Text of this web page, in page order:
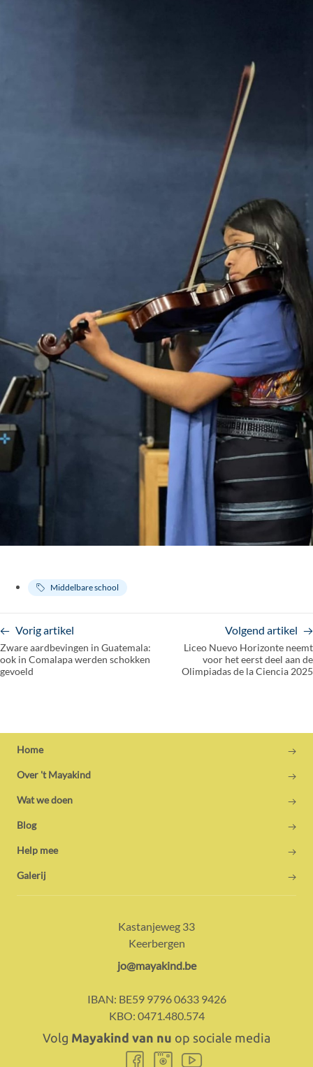
Middelbare school
Vorig artikel
Zware aardbevingen in Guatemala:
ook in Comalapa werden schokken
gevoeld
Volgend artikel
Liceo Nuevo Horizonte neemt
voor het eerst deel aan de
Olimpiadas de la Ciencia 2025
Home
Over 't Mayakind
Wat we doen
Blog
Help mee
Galerij
Contact:
Adres:
Kastanjeweg 33
Keerbergen
E-
jo@mayakind.be
IBAN: BE59 9796 0633 9426
KBO: 0471.480.574
Volg Mayakind van nu op sociale media
Volg
Volg Volg